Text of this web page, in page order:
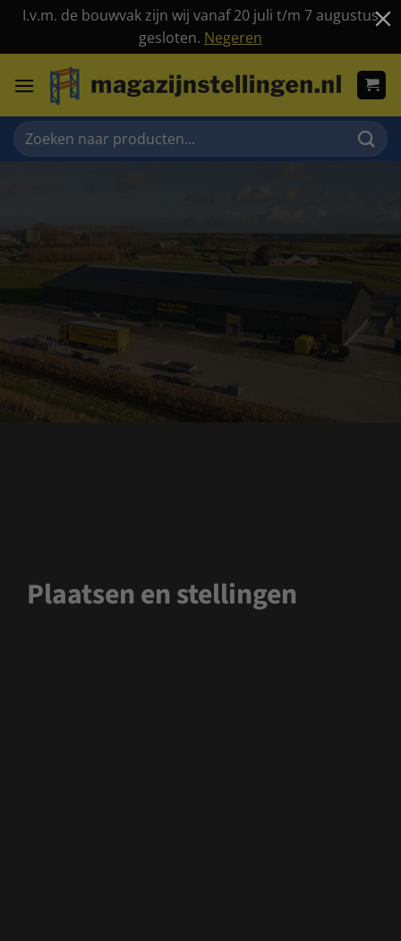
I.v.m. de bouwvak zijn wij vanaf 20 juli t/m 7 augustus
gesloten. Negeren
naar
Zoeken
naar:
Plaatsen en stellingen